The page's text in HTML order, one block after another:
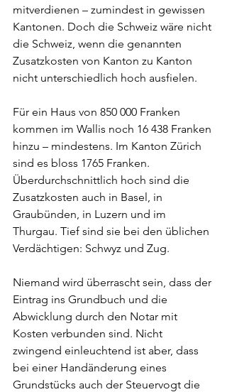
mitverdienen – zumindest in gewissen
Kantonen. Doch die Schweiz wäre nicht
die Schweiz, wenn die genannten
Zusatzkosten von Kanton zu Kanton
nicht unterschiedlich hoch ausfielen.
Für ein Haus von 850 000 Franken
kommen im Wallis noch 16 438 Franken
hinzu – mindestens. Im Kanton Zürich
sind es bloss 1765 Franken.
Überdurchschnittlich hoch sind die
Zusatzkosten auch in Basel, in
Graubünden, in Luzern und im
Thurgau. Tief sind sie bei den üblichen
Verdächtigen: Schwyz und Zug.
Niemand wird überrascht sein, dass der
Eintrag ins Grundbuch und die
Abwicklung durch den Notar mit
Kosten verbunden sind. Nicht
zwingend einleuchtend ist aber, dass
bei einer Handänderung eines
Grundstücks auch der Steuervogt die